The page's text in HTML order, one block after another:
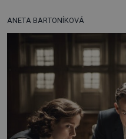
ANETA BARTONÍKOVÁ